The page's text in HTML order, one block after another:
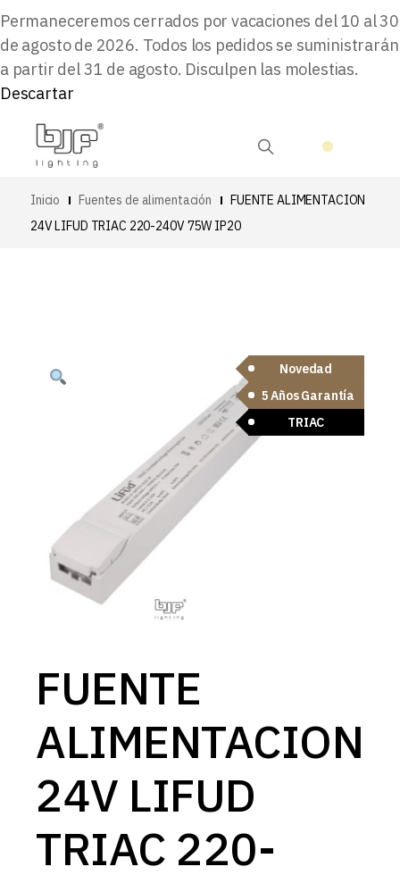
Permaneceremos cerrados por vacaciones del 10 al 30
de agosto de 2026. Todos los pedidos se suministrarán
a partir del 31 de agosto. Disculpen las molestias.
Descartar
Inicio Fuentes de alimentación
FUENTE ALIMENTACION
24V LIFUD TRIAC 220-240V 75W IP20
Novedad
5 Años Garantía
TRIAC
FUENTE
ALIMENTACION
24V LIFUD
TRIAC 220-